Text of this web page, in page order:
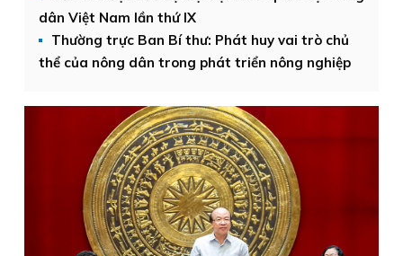
dân Việt Nam lần thứ IX
Thường trực Ban Bí thư: Phát huy vai trò chủ
thể của nông dân trong phát triển nông nghiệp